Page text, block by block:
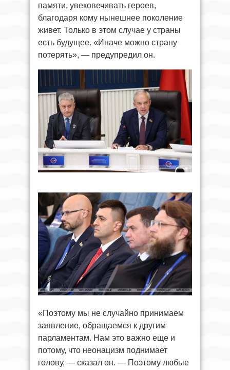
памяти, увековечивать героев,
благодаря кому нынешнее поколение
живет. Только в этом случае у страны
есть будущее. «Иначе можно страну
потерять», — предупредил он.
«Поэтому мы не случайно принимаем
заявление, обращаемся к другим
парламентам. Нам это важно еще и
потому, что неонацизм поднимает
голову, — сказал он. — Поэтому любые